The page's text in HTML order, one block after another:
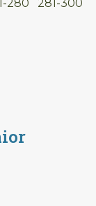
280
281-300